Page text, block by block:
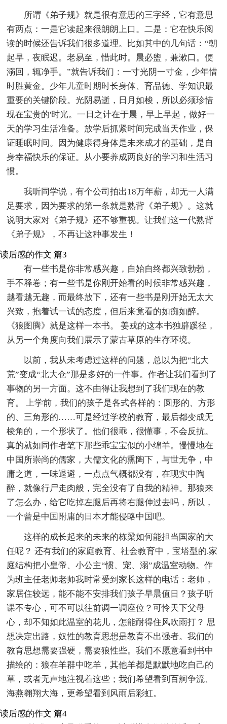
所谓《弟子规》就是很有意思的三字经，它有意思
有两点：一是它读起来很朗朗上口。二是：它在快乐阅
读的时候还告诉我们很多道理。比如其中的几句话：“朝
起早，夜眠迟。老易至，惜此时。晨必盥，兼漱口。便
溺回，辄净手。”就告诉我们：一寸光阴一寸金，少年惜
时胜黄金。少年儿童时期时长身体、育品德、学知识最
重要的关键阶段。光阴易逝，日月如梭，所以必须珍惜
现在宝贵的'时光。一日之计在于晨，早上早起，做好一
天的学习生活准备。放学后抓紧时间完成当天作业，保
证睡眠时间。因为健康得身体是未来成才的基础，是自
身幸福快乐的保证。从小要养成两良好的学习和生活习
惯。
我听同学说，有个公司拍出18万年薪，却无一人满
足要求，因为要求的第一条就是熟背《弟子规》。这就
说明大家对《弟子规》还不够重视。让我们这一代熟背
《弟子规》，不再让这种事发生！
读后感的作文 篇3
有一些书是你非常感兴趣，自始自终都兴致勃勃，
手不释卷；有一些书是你刚开始看的时候非常感兴趣，
越看越无趣，而最终放下，还有一些书是刚开始无太大
兴致，抱着试一试的态度，但后来竟看的如痴如醉。
《狼图腾》就是这样一本书。 姜戎的这本书独辟蹊径，
从另一个角度向我们展示了蒙古草原的生存环境。
以前，我从未考虑过这样的问题，总以为把“北大
荒”变成“北大仓”那是多好的一件事。作者让我们看到了
事物的另一方面。这不由得让我想到了我们现在的教
育。 上学前，我们的孩子是各式各样的：圆形的、方形
的、三角形的……可是经过学校的教育，最后都变成无
棱角的，一个形状了。他们很乖，很懂事，不会反抗。
真的就如同作者笔下那些乖宝宝似的小绵羊。慢慢地在
中国所崇尚的儒家，大儒文化的熏陶下，与世无争，中
庸之道，一味退避，一点点气概都没有，在现实中陶
醉，就像行尸走肉般，完全没有了自我的精神。那狼来
了怎么办，给它吃掉左腿后再将右腿伸过去吗，所以，
一个曾是中国附庸的日本才能侵略中国吧。
这样的成长起来的未来的栋梁如何能担当国家的大
任呢？ 还有我们的家庭教育、社会教育中，宝塔型的.家
庭结构把小皇帝、小公主“惯、宠、溺”成温室动物。作
为班主任老师老师我时常受到家长这样的电话：老师，
家居住较远，能不能不安排我们孩子早晨值日？孩子听
课不专心，可不可以往前调一调座位？可怜天下父母
心，却不知如此温室的花儿，怎能耐得住风吹雨打？ 思
想决定出路，奴性的教育思想是教育不出强者。我们的
教育思想需要强硬，需要狼性些。我们不愿意看到书中
描绘的：狼在羊群中吃羊，其他羊都是默默地吃自己的
草，或者无声地注视着这些；我们希望看到百舸争流、
海燕翱翔大海，更希望看到风雨后彩虹。
读后感的作文 篇4